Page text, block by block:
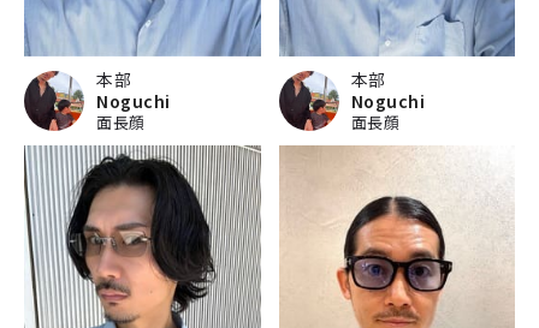
本部
Noguchi
面長顔
本部
Noguchi
面長顔